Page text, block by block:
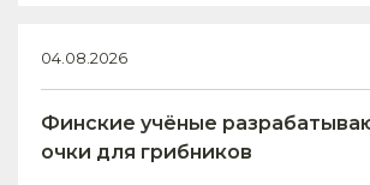
04.08.2026
Финские учёные
очки для грибников